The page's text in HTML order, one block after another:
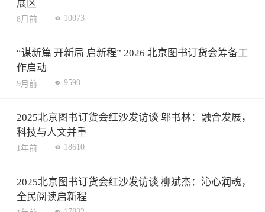
展区
8月前 10073
“谋新篇 开新局 启新程” 2026 北京图书订货会筹备工
作启动
9月前 9590
2025北京图书订货会红沙发访谈 邬书林：融合发展，
科技与人文并重
1年前 18610
2025北京图书订货会红沙发访谈 柳斌杰：沁心润魂，
全民阅读启新程